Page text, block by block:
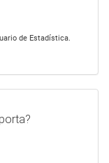
de Estadística.